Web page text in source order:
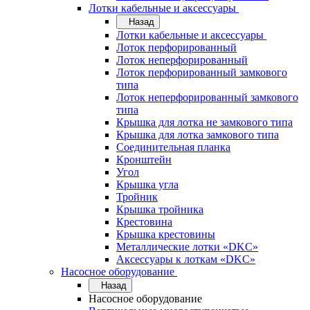
Лотки кабельные и аксессуары
Назад
Лотки кабельные и аксессуары
Лоток перфорированный
Лоток неперфорированный
Лоток перфорированный замкового
типа
Лоток неперфорированный замкового
типа
Крышка для лотка не замкового типа
Крышка для лотка замкового типа
Соединительная планка
Кронштейн
Угол
Крышка угла
Тройник
Крышка тройника
Крестовина
Крышка крестовины
Металлические лотки «DKC»
Аксессуары к лоткам «DKC»
Насосное оборудование
Назад
Насосное оборудование